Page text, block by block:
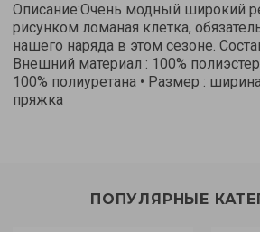
Описание:Очень модный широкий
рисунком ломаная клетка,
нашего наряда в этом сезоне.
Внешний материал : 100%
100% полиуретана • Размер :
пряжка
ПОПУЛЯРНЫЕ